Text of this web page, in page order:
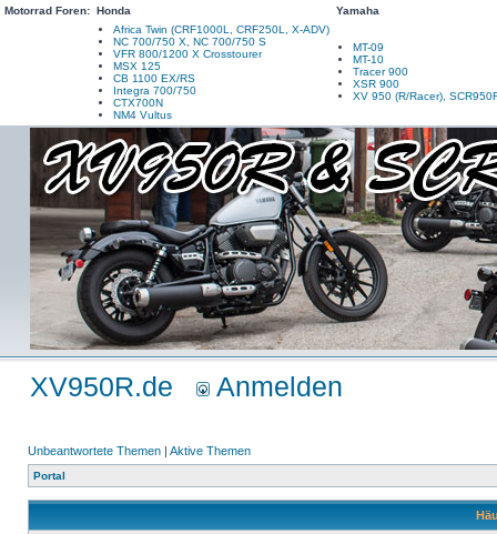
Motorrad Foren: Honda
Yamaha
Africa Twin (CRF1000L, CRF250L, X-ADV)
NC 700/750 X, NC 700/750 S
VFR 800/1200 X Crosstourer
MSX 125
CB 1100 EX/RS
Integra 700/750
CTX700N
NM4 Vultus
MT-09
MT-10
Tracer 900
XSR 900
XV 950 (R/Racer),
XV950R.de Anmelden
Unbeantwortete Themen | Aktive Themen
Portal